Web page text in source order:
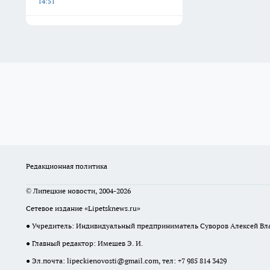
Редакционная политика
© Липецкие новости, 2004-2026
Сетевое издание «Lipetsknews.ru»
● Учредитель: Индивидуальный предприниматель Суворов Алексей
● Главный редактор: Имешев Э. И.
● Эл.почта: lipeckienovosti@gmail.com, тел: +7 985 814 3429